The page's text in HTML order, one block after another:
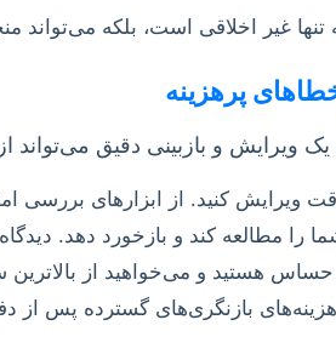
و بازبینی دقیق می‌تواند
ویرایش کنید. از ابزارهای بررسی
را مطالعه کند و بازخورد دهد.
حساس هستید و می‌خواهید از
هزینه‌های بازنگری‌های گسترده پس از